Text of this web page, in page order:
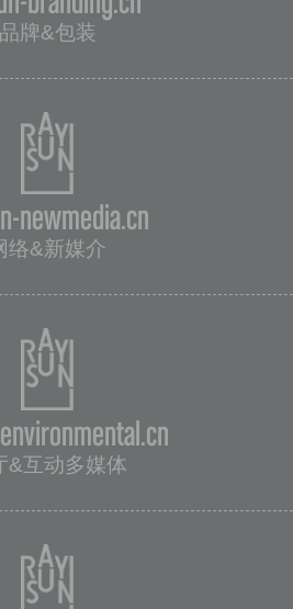
品牌&包装
newmedia.cn
络&新媒介
&互动多媒体